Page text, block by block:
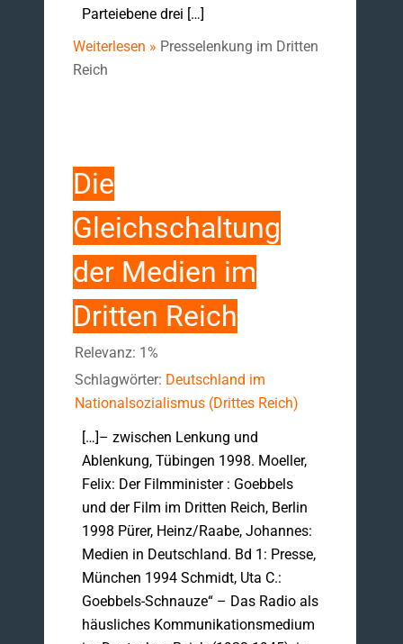
Parteiebene drei […]
Weiterlesen » Presselenkung im Dritten
Reich
Die
Gleichschaltung
der Medien im
Dritten Reich
Relevanz: 1%
Schlagwörter: Deutschland im
Nationalsozialismus (Drittes Reich)
[…]– zwischen Lenkung und
Ablenkung, Tübingen 1998. Moeller,
Felix: Der Filmminister : Goebbels
und der Film im Dritten Reich, Berlin
1998 Pürer, Heinz/Raabe, Johannes:
Medien in Deutschland. Bd 1: Presse,
München 1994 Schmidt, Uta C.:
Goebbels-Schnauze“ – Das Radio als
häusliches Kommunikationsmedium